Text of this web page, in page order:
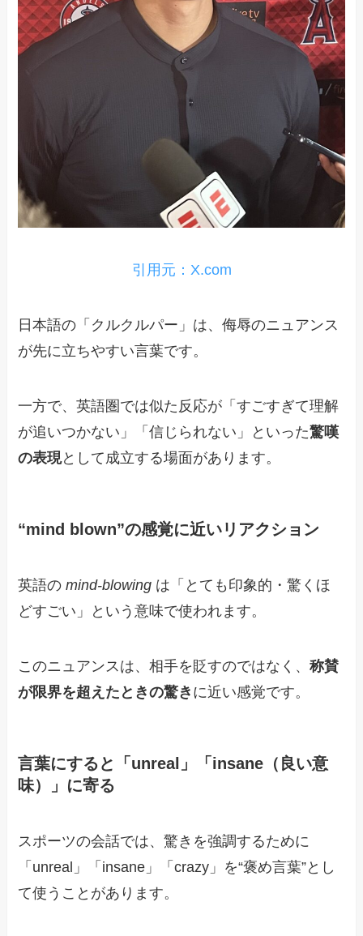
引用元：X.com
日本語の「クルクルパー」は、侮辱のニュアンス
が先に立ちやすい言葉です。
一方で、英語圏では似た反応が「すごすぎて理解
が追いつかない」「信じられない」といった驚嘆
の表現として成立する場面があります。
“mind blown”の感覚に近いリアクション
英語のmind-blowing は「とても印象的・驚くほ
どすごい」という意味で使われます。
このニュアンスは、相手を貶すのではなく、称賛
が限界を超えたときの驚き に近い感覚です。
言葉にすると「unreal」「insane（良い意
味）」に寄る
スポーツの会話では、驚きを強調するために
「unreal」「insane」「crazy」を“褒め言葉”とし
て使うことがあります。